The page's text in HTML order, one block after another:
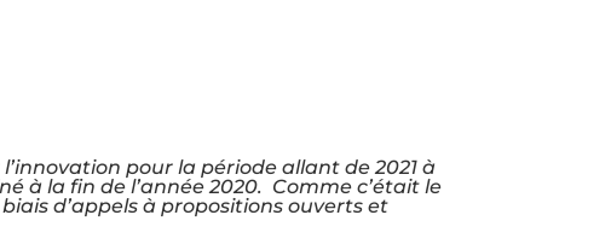
pour la période allant de 2021 à
à la fin de l’année 2020. Comme c’était le
d’appels à propositions ouverts et